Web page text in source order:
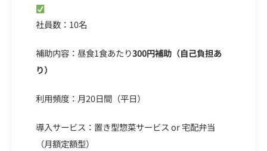
社員数：10名
補助内容：昼食1食あたり300円補助（自己負担あ
り）
利用頻度：月20日間（平日）
導入サービス：置き型惣菜サービス or 宅配弁当
（月額定額型）